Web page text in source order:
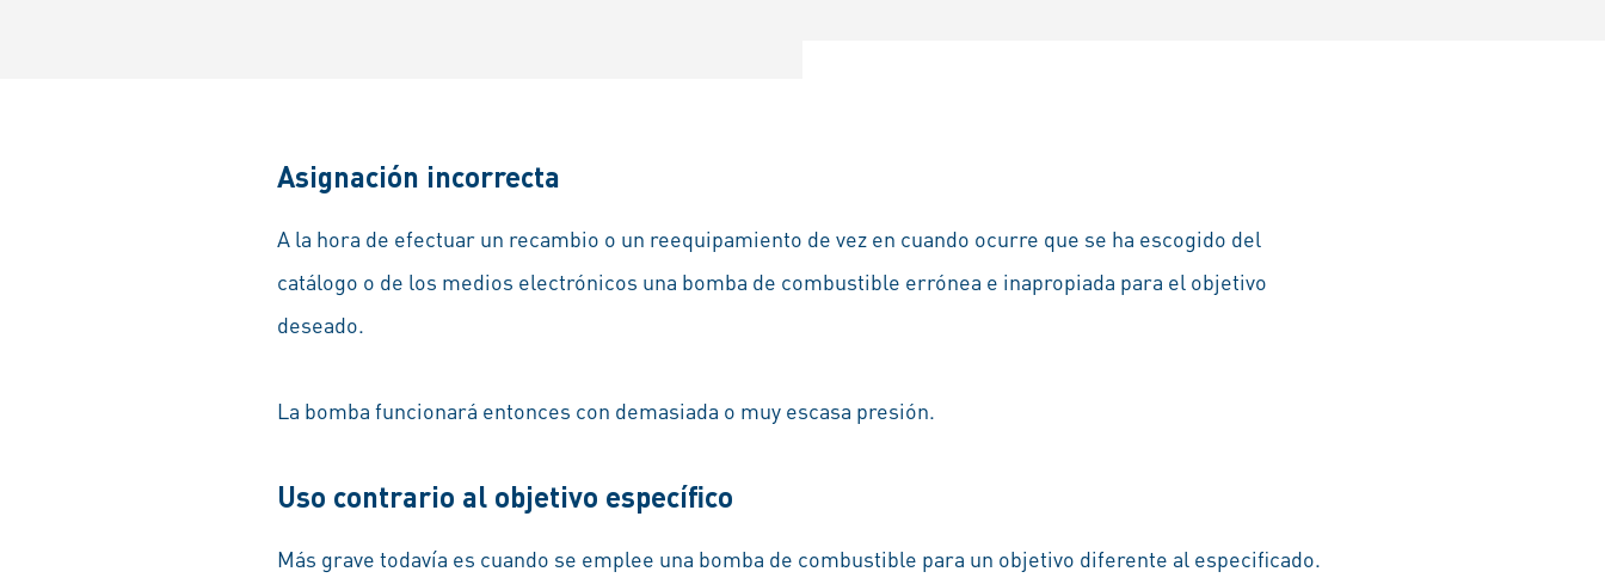
Asignación incorrecta
A la hora de efectuar un recambio o un reequipamiento de vez en cuando ocurre que se ha escogido del
catálogo o de los medios electrónicos una bomba de combustible errónea e inapropiada para el objetivo
deseado.
La bomba funcionará entonces con demasiada o muy escasa presión.
Uso contrario al objetivo específico
Más grave todavía es cuando se emplee una bomba de combustible para un objetivo diferente al especificado.